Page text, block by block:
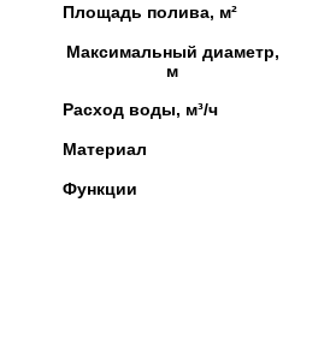
Площадь полива, м²
Максимальный диаметр,
м
Расход воды, м³/ч
Материал
Функции